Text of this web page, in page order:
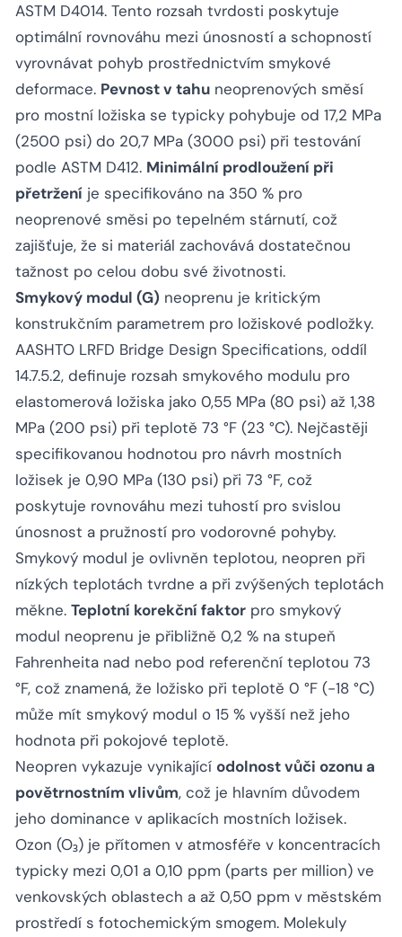
ASTM D4014. Tento rozsah tvrdosti poskytuje
optimální rovnováhu mezi únosností a schopností
vyrovnávat pohyb prostřednictvím smykové
deformace. Pevnost v tahu neoprenových směsí
pro mostní ložiska se typicky pohybuje od 17,2 MPa
(2500 psi) do 20,7 MPa (3000 psi) při testování
podle ASTM D412. Minimální prodloužení při
přetržení je specifikováno na 350 % pro
neoprenové směsi po tepelném stárnutí, což
zajišťuje, že si materiál zachovává dostatečnou
tažnost po celou dobu své životnosti.
Smykový modul (G) neoprenu je kritickým
konstrukčním parametrem pro ložiskové podložky.
AASHTO LRFD Bridge Design Specifications, oddíl
14.7.5.2, definuje rozsah smykového modulu pro
elastomerová ložiska jako 0,55 MPa (80 psi) až 1,38
MPa (200 psi) při teplotě 73 °F (23 °C). Nejčastěji
specifikovanou hodnotou pro návrh mostních
ložisek je 0,90 MPa (130 psi) při 73 °F, což
poskytuje rovnováhu mezi tuhostí pro svislou
únosnost a pružností pro vodorovné pohyby.
Smykový modul je ovlivněn teplotou, neopren při
nízkých teplotách tvrdne a při zvýšených teplotách
měkne. Teplotní korekční faktor pro smykový
modul neoprenu je přibližně 0,2 % na stupeň
Fahrenheita nad nebo pod referenční teplotou 73
°F, což znamená, že ložisko při teplotě 0 °F (-18 °C)
může mít smykový modul o 15 % vyšší než jeho
hodnota při pokojové teplotě.
Neopren vykazuje vynikající odolnost vůči ozonu a
povětrnostním vlivům, což je hlavním důvodem
jeho dominance v aplikacích mostních ložisek.
Ozon (O₃) je přítomen v atmosféře v koncentracích
typicky mezi 0,01 a 0,10 ppm (parts per million) ve
venkovských oblastech a až 0,50 ppm v městském
prostředí s fotochemickým smogem. Molekuly